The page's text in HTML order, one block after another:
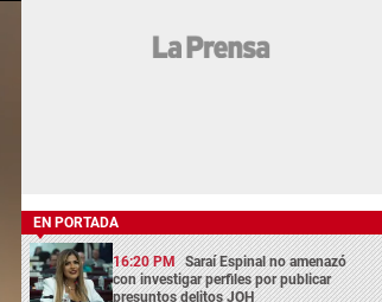
EN PORTADA
16:20 PM Saraí Espinal no amenazó
con investigar perfiles por publicar
presuntos delitos JOH